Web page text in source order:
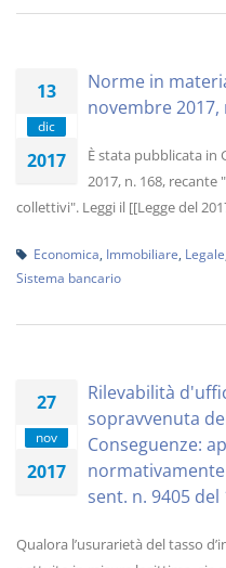
13
dic
2017
Norme in
novembre 2017,
È stata pubblicata in
2017, n. 168,
collettivi". Leggi il [[Legge del
Economica Immobiliare Legale
Sistema bancario
27
nov
2017
Rilevabilità
sopravvenuta
Conseguenze:
normativamente
sent. n. 9405 del
Qualora l’usurarietà del tasso